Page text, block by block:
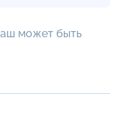
может быть